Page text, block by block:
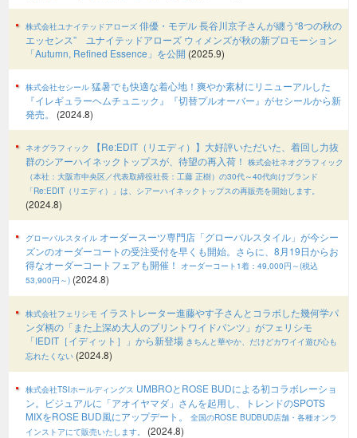
株式会社ユナイテッドアローズ 俳優・モデル 長谷川京子さんが纏う“8つの秋の
エッセンス” ユナイテッドアローズ ウィメンズが秋の新プロモーション
「Autumn, Refined Essence」を公開 (2025.9)
株式会社セシール 猛暑でも快適な着心地！爽やか素材にリニューアルした
『イレギュラーヘムチュニック』『切替プルオーバー』がセシールから新
発売。
(2024.8)
ネオグラフィック
【Re:EDIT（リエディ）】大好評いただいた、着回し力抜
群のシアーハイネックトップスが、待望の再入荷！ 株式会社ネオグラフィック
（本社：大阪市中央区／代表取締役社長：工藤 正樹）の30代～40代向けブランド
「Re:EDIT（リエディ）」は、シアーハイネックトップスの再販売を開始します。
(2024.8)
グローバルスタイル オーダースーツ専門店「グローバルスタイル」が今シー
ズンのオーダーコートの受注受付を早くも開始。さらに、8月19日からお
得なオーダーコートフェアも開催！ オーダーコート1着：49,000円～(税込
53,900円～) (2024.8)
株式会社フェリシモ イラストレーター進藤やす子さんとコラボした幾何学パ
ンダ柄の「また上深め大人のプリントワイドパンツ」がフェリシモ
「IEDIT［イディット］」から新登場 きちんと華やか、だけどカワイイ遊び心も
忘れたくない (2024.8)
株式会社TSIホールディングス UMBROとROSE BUDによる初コラボレーショ
ン。ビジュアルに「アオイヤマダ」さんを起用し、トレンドのSPOTS
MIXをROSE BUD風にアップデート。 全国のROSE BUDBUD店舗・各種オンラ
インストアにて販売いたします。
(2024.8)